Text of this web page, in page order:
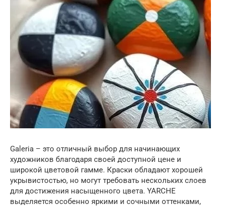
Galeria – это отличный выбор для начинающих
художников благодаря своей доступной цене и
широкой цветовой гамме. Краски обладают хорошей
укрывистостью, но могут требовать нескольких слоев
для достижения насыщенного цвета. YARCHE
выделяется особенно яркими и сочными оттенками,